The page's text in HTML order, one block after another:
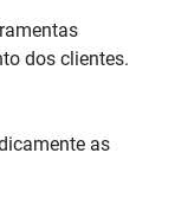
dos clientes.
as